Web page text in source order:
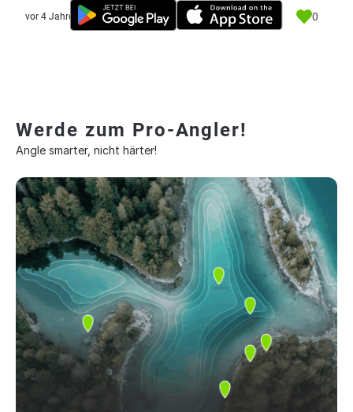
vor 4 Jahre 0
Werde zum Pro-Angler!
Angle smarter, nicht härter!